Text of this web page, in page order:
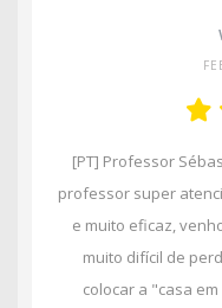
[PT] Professor
professor super
e muito eficaz,
muito difícil de
colocar a "casa